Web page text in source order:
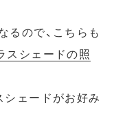
るので、こちらも
スシェードの照
シェードがお好み